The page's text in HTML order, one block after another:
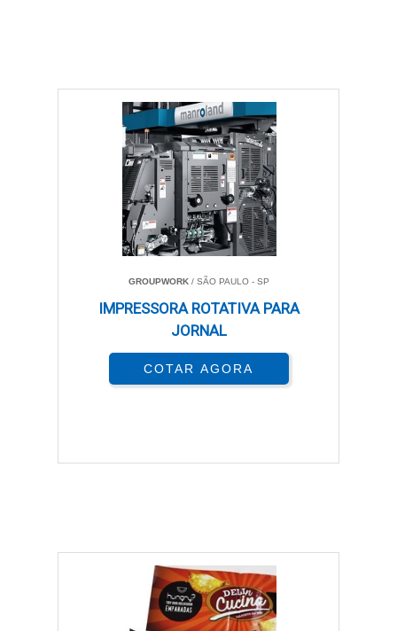
GROUPWORK/ SÃO PAULO - SP
IMPRESSORA ROTATIVA PARA
JORNAL
COTAR AGORA